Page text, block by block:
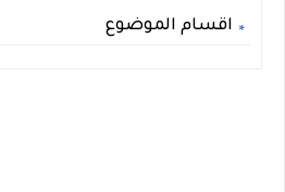
اقسام الموضوع